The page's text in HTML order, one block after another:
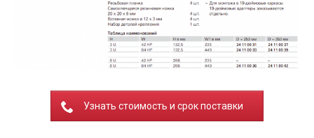
Узнать стоимость и срок поставки